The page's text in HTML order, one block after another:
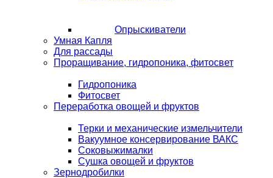
Опрыскиватели
Умная Капля
Для рассады
Проращивание, гидропоника, фитосвет
Гидропоника
Фитосвет
Переработка овощей и фруктов
Терки и механические измельчители
Вакуумное консервирование ВАКС
Соковыжималки
Сушка овощей и фруктов
Зернодробилки